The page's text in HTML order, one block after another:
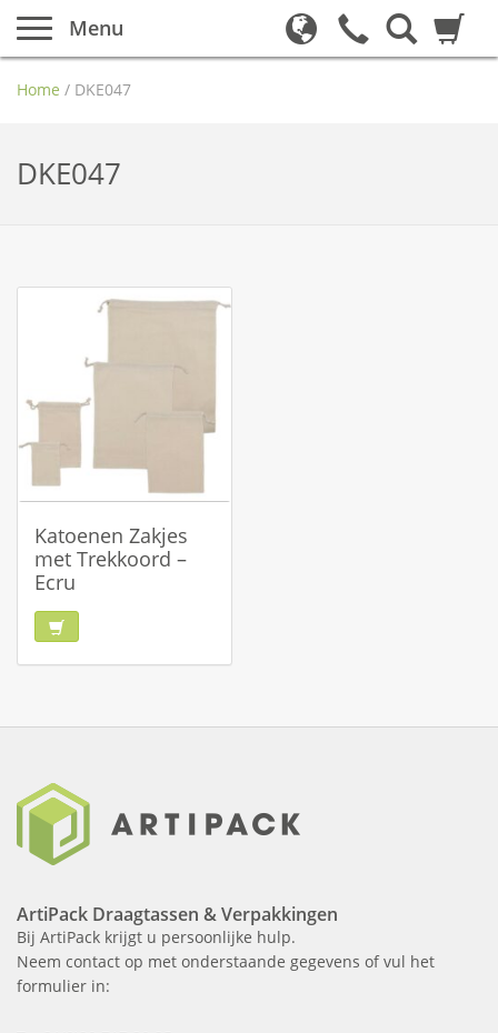
Menu
Home / DKE047
DKE047
Katoenen Zakjes
met Trekkoord –
Ecru
ArtiPack Draagtassen & Verpakkingen
Bij ArtiPack krijgt u persoonlijke hulp.
Neem contact op met onderstaande gegevens of vul het
formulier in: